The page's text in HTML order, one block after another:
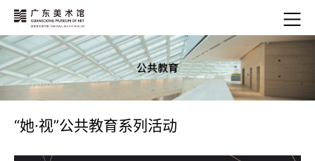
“她·视”公共教育系列活动